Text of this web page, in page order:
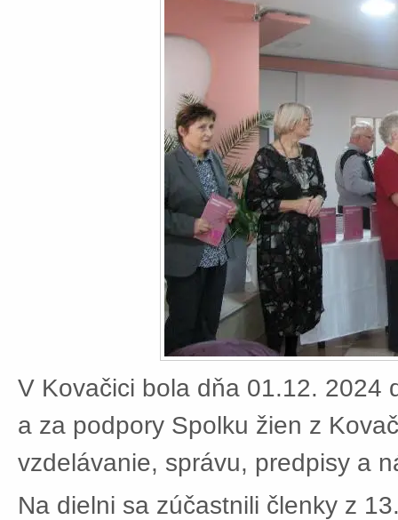
V Kovačici bola dňa 01.12. 2024
a za podpory Spolku žien z
vzdelávanie, správu, predpisy a
Na dielni sa zúčastnili členky z